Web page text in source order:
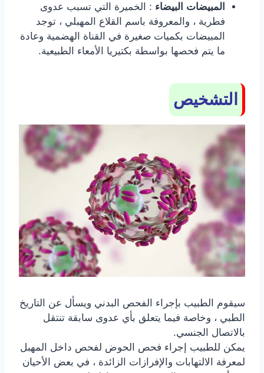
المبيضات البيضاء : الخميرة التي تسبب عدوى
فطرية ، والمعروفة باسم القلاع المهبلي ، توجد
المبيضات بكميات صغيرة في القناة الهضمية وعادة
ما يتم فحصها بواسطة بكتيريا الأمعاء الطبيعية.
التشخيص
سيقوم الطبيب بإجراء الفحص البدني ويسأل عن التاريخ
الطبي ، وخاصة فيما يتعلق بأي عدوى سابقة تنتقل
بالاتصال الجنسي.
يمكن للطبيب إجراء فحص الحوض لفحص داخل المهبل
لمعرفة الالتهابات والإفرازات الزائدة ، في بعض الأحيان